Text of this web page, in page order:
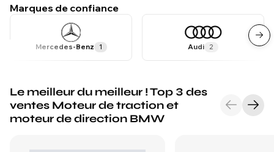
Marques de confiance
Mercedes-Benz 1 Audi 2
Le meilleur du meilleur ! Top 3 des
ventes Moteur de traction et
moteur de direction BMW